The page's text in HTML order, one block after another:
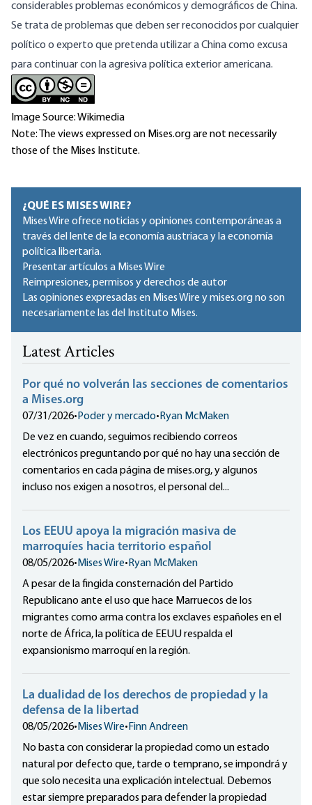
considerables problemas económicos y demográficos de China.
Se trata de problemas que deben ser reconocidos por cualquier
político o experto que pretenda utilizar a China como excusa
para continuar con la agresiva política exterior americana.
Image Source: Wikimedia
Note: The views expressed on Mises.org are not necessarily
those of the Mises Institute.
¿QUÉ ES MISES WIRE?
Mises Wire ofrece noticias y opiniones contemporáneas a
través del lente de la economía austriaca y la economía
política libertaria.
Presentar artículos a Mises Wire
Reimpresiones, permisos y derechos de autor
Las opiniones expresadas en Mises Wire y mises.org no son
necesariamente las del Instituto Mises.
Latest Articles
Por qué no volverán las secciones de comentarios
a Mises.org
07/31/2026• Poder y mercado• Ryan McMaken
De vez en cuando, seguimos recibiendo correos
electrónicos preguntando por qué no hay una sección de
comentarios en cada página de mises.org, y algunos
incluso nos exigen a nosotros, el personal del...
Los EEUU apoya la migración masiva de
marroquíes hacia territorio español
08/05/2026• Mises Wire• Ryan McMaken
A pesar de la fingida consternación del Partido
Republicano ante el uso que hace Marruecos de los
migrantes como arma contra los exclaves españoles en el
norte de África, la política de EEUU respalda el
expansionismo marroquí en la región.
La dualidad de los derechos de propiedad y la
defensa de la libertad
08/05/2026• Mises Wire• Finn Andreen
No basta con considerar la propiedad como un estado
natural por defecto que, tarde o temprano, se impondrá y
que solo necesita una explicación intelectual. Debemos
estar siempre preparados para defender la propiedad